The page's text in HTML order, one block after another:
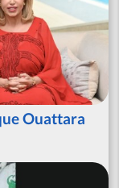
Ouattara